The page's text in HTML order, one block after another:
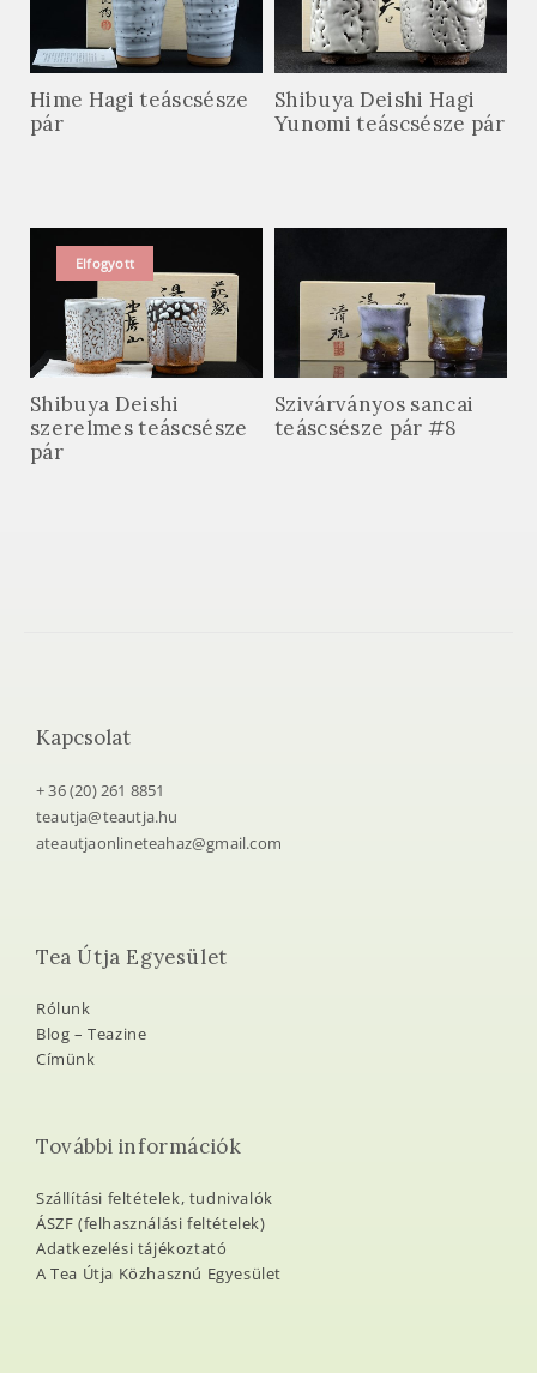
Hime Hagi teáscsésze
pár
Shibuya Deishi Hagi
Yunomi teáscsésze pár
Elfogyott
Shibuya Deishi
szerelmes teáscsésze
pár
Szivárványos sancai
teáscsésze pár #8
Kapcsolat
+ 36 (20) 261 8851
teautja@teautja.hu
ateautjaonlineteahaz@gmail.com
Tea Útja Egyesület
Rólunk
Blog – Teazine
Címünk
További információk
Szállítási feltételek, tudnivalók
ÁSZF (felhasználási feltételek)
Adatkezelési tájékoztató
A Tea Útja Közhasznú Egyesület